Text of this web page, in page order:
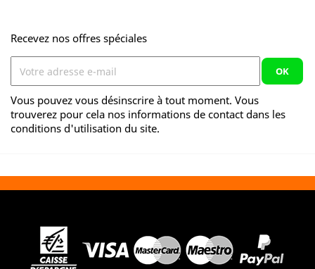
Recevez nos offres spéciales
Vous pouvez vous désinscrire à tout moment. Vous
trouverez pour cela nos informations de contact dans les
conditions d'utilisation du site.